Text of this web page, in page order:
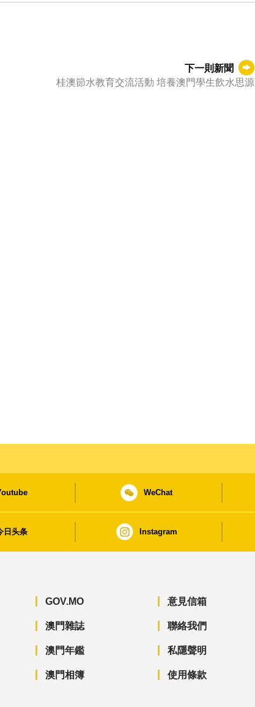
下一則新聞
桂澳節水教育交流活動 培養澳門學生飲水思源
WeChat
日头条 Instagram
GOV.MO
澳門雜誌
澳門年鑑
澳門相簿
意見信箱
聯絡我們
私隱聲明
使用條款